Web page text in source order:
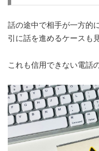
話の途中で相手が一方的
引に話を進めるケースも
これも信用できない電話